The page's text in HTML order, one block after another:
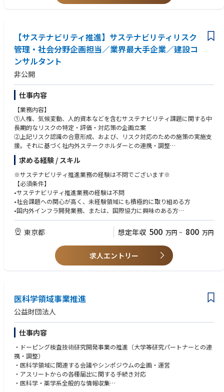
グを行う企業です。公共工事において、設計・施工分離の原則があり、設
計者と施工者は分離されており、設計を行うが建設コンサルタント、施工
を行うのがゼネコンになります。
•海外拠点との協働経験
•英語での業務（英語での文書作成・会議参加）に抵抗のない方（TOEIC7
00点以上目安）
【サステナビリティ推進】サステナビリティリスク
管理・社会分野企画担当／業界最大手企業／建設コ
ンサルタント
非公開
仕事内容
【業務内容】
①人権、気候変動、人的資本などを含むサステナビリティ課題に関する中
長期的なリスクの特定・評価・対応策の企画立案
②上記リスク認識の合意形成、および、リスク対応のための施策の実施支
援。それに基づく社内外ステークホルダーとの連携・調整
③ESGのうち社会分野全般におけるサステナビリティ経営推進企画・施策
の実施支援
④社会関連データ（人的資本や社会貢献活動等）の収集・集計・分析・報
告業務の管理、また、そのための社内外連携・調整
※入社後、ご希望や適性に沿って、上記からいくつかの業務をお願いしま
す。
■エネルギー事業統括本部：国内・海外事業部の再生可能エネルギープロ
ジェクト及び、発電関連プラントの建設コンサルティングを担当。
■コンサルティング事業統括本部：国内外の社会インフラ・海外ODAプロ
ジェクトの建設コンサルティング担当
■都市空間事業統括本部：国内外の都市空間事業（建築・都市開発・PPP/
＜建設コンサルタントとは＞
公共のインフラストラクチャー、道路や橋、ダム、堤防、港湾、空港、上
下水道などの計画・調査・設計など国や自治体に対し技術コンサルティン
グを行う企業です。公共工事において、設計・施工分離の原則があり、設
計者と施工者は分離されており、設計を行うが建設コンサルタント、施工
を行うのがゼネコンになります。
求める経験 / スキル
※サステナビリティ推進業務の経験は不問でございます※
【必須条件】
•サステナビリティ推進業務の経験は不問
•社会課題への関心が高く、未経験領域にも積極的に取り組める方
•国内外インフラ開発業務、または、国際協力に興味のある方
•社会的視点と経営的視点の両方を持ち、柔軟に対応できる方
•英語での業務（文書作成・会議参加）に抵抗のない方
（TOEIC700点以上目安）
以下のいずれかの経験（最低2年）：
•新しい課題や未経験の課題に柔軟に対応できる方
•企画を立案し、その実現達成までに、社内外関係者と良好なコミュニケ
•英語での業務（英語での文書作成・会議参加）に抵抗のない方（TOEIC7
00点以上目安）
※以下のいずれかの経験（最低2年）：
■企業のリスク管理部門における実務経験
■「業務内容」のNo.の1から４のいずれかの実務経験
【歓迎条件】
•ESG・サステナビリティ関連プロジェクトへの関与経験
•海外拠点や国際機関との協働経験
東京都 想定年収 500 万円 ~ 800 万円
求人エントリー
医科学領域事業推進
公益財団法人
仕事内容
・ドーピング検査技術研究開発事業の推進（大学等研究パートナーとの連
携・調整）
・医科学領域に関連する会議やシンポジウムの企画・運営
・アスリートからの各種届出に関する手続き対応
・医科学・薬学系全般的な情報収集